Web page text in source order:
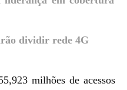
dividir rede 4G
milhões de acessos